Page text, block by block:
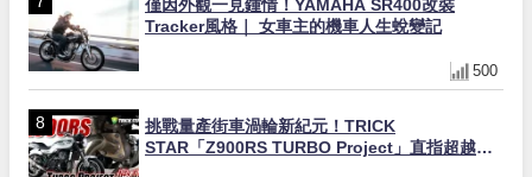
僅因外觀一見鍾情！YAMAHA SR400改裝
Tracker風格｜ 女車主的機車人生蛻變記
500
挑戰量產街車渦輪新紀元！TRICK
STAR「Z900RS TURBO Project」直指超越